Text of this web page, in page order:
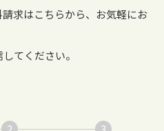
求はこちらから、お気軽にお
てください。